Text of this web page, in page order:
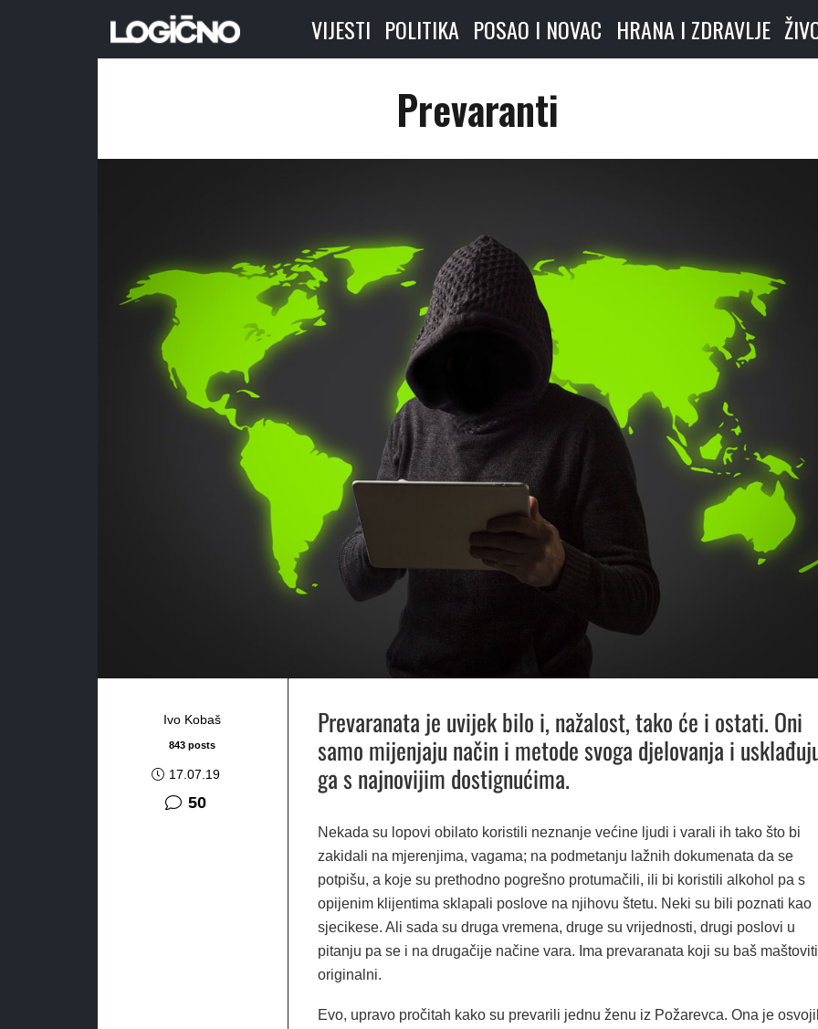
VIJESTI POLITIKA POSAO I NOVAC HRANA I ZDRAVLJE
Prevaranti
Ivo Kobaš
843 posts
17.07.19
50komentara
Prevaranata je uvijek bilo i, nažalost, tako će i ostati. Oni
samo mijenjaju način i metode svoga djelovanja i
ga s najnovijim dostignućima.
Nekada su lopovi obilato koristili neznanje većine ljudi i varali ih tako što bi
zakidali na mjerenjima, vagama; na podmetanju lažnih dokumenata da se
potpišu, a koje su prethodno pogrešno protumačili, ili bi koristili alkohol pa s
opijenim klijentima sklapali poslove na njihovu štetu. Neki su bili poznati kao
sjecikese. Ali sada su druga vremena, druge su vrijednosti, drugi poslovi u
pitanju pa se i na drugačije načine vara. Ima prevaranata koji su baš
originalni.
Evo, upravo pročitah kako su prevarili jednu ženu iz Požarevca. Ona je